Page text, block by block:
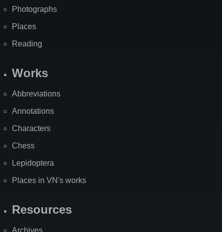
Photographs
Places
Reading
Works
Abbreviations
Annotations
Characters
Chess
Lepidoptera
Places in VN's works
Resources
Archives